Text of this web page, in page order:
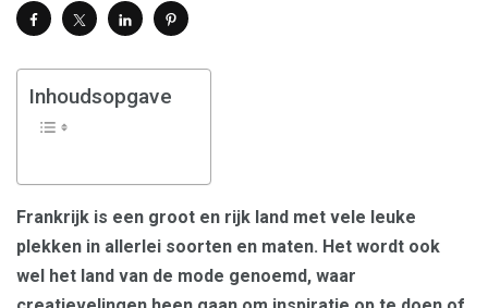
Inhoudsopgave
Frankrijk is een groot en rijk land met vele leuke
plekken in allerlei soorten en maten. Het wordt ook
wel het land van de mode genoemd, waar